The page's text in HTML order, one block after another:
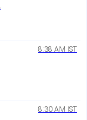
8:38 AM IST
8:30 AM IST